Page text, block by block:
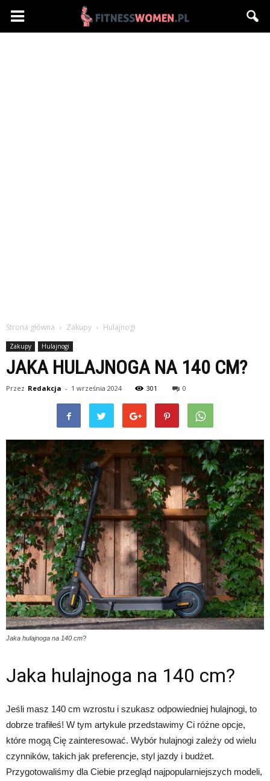
Fitnesswomen.pl
Strona główna Zakupy Hulajnogi
Zakupy Hulajnogi
JAKA HULAJNOGA NA 140 CM?
Przez Redakcja - 1 września 2024 301 0
Jaka hulajnoga na 140 cm?
Jaka hulajnoga na 140 cm?
Jeśli masz 140 cm wzrostu i szukasz odpowiedniej hulajnogi, to
dobrze trafiłeś! W tym artykule przedstawimy Ci różne opcje,
które mogą Cię zainteresować. Wybór hulajnogi zależy od wielu
czynników, takich jak preferencje, styl jazdy i budżet.
Przygotowaliśmy dla Ciebie przegląd najpopularniejszych modeli,